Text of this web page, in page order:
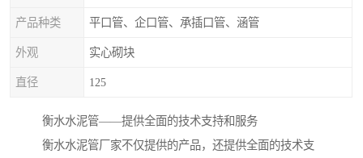
产品种类 平口管、企口管、承插口管、涵管
外观 实心砌块
直径 125
衡水水泥管——提供全面的技术支持和服务
衡水水泥管厂家不仅提供的产品，还提供全面的技术支